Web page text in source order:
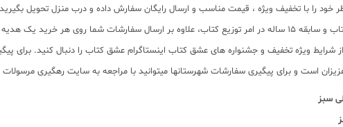
نظر خود را با تخفیف ویژه ، قیمت مناسب و ارسال رایگان سفارش داده و درب منزل تحویل
معتبر کمک آموزشی با بیش از 11000 عنوان کتاب و سابقه 15 ساله در امر توزیع کتاب، علاوه بر
سبز